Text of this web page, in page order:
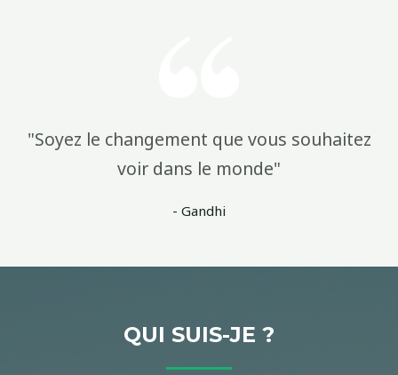
"Soyez le changement que vous souhaitez
voir dans le monde"
- Gandhi
QUI SUIS-JE ?